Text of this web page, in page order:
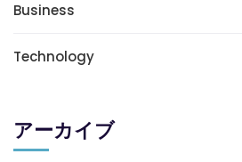
Business
Technology
アーカイブ